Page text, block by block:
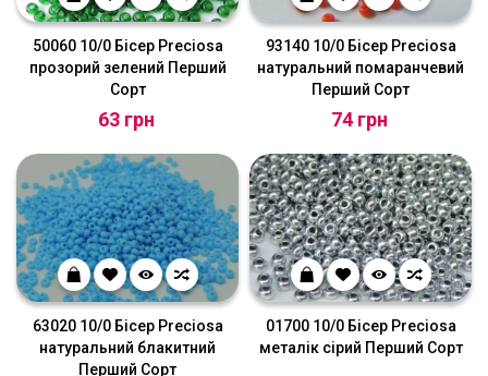
50060 10/0 Бісер Preciosa
прозорий зелений Перший
Сорт
63 грн
93140 10/0 Бісер Preciosa
натуральний помаранчевий
Перший Сорт
74 грн
63020 10/0 Бісер Preciosa
натуральний блакитний
Перший Сорт
01700 10/0 Бісер Preciosa
металік сірий Перший Сорт